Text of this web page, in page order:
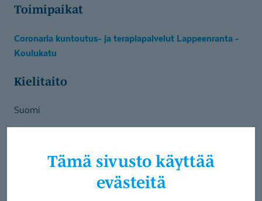
Tämä sivusto käyttää
evästeitä
Toimipaikat
Coronaria kuntoutus- ja terapiapalvelut Lappeenranta -
Koulukatu
Kielitaito
Suomi
Fysioterapia
Ammatillinen kuntoutusselvitys (AKSE)